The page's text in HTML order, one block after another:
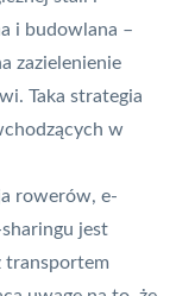
i budowlana –
zazielenienie
Taka strategia
w
rowerów, e-
jest
transportem